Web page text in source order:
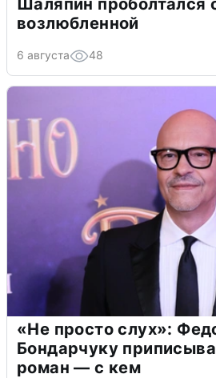
возлюбленной
6 августа 48
«Не просто слух»:
Бондарчуку
роман — с кем